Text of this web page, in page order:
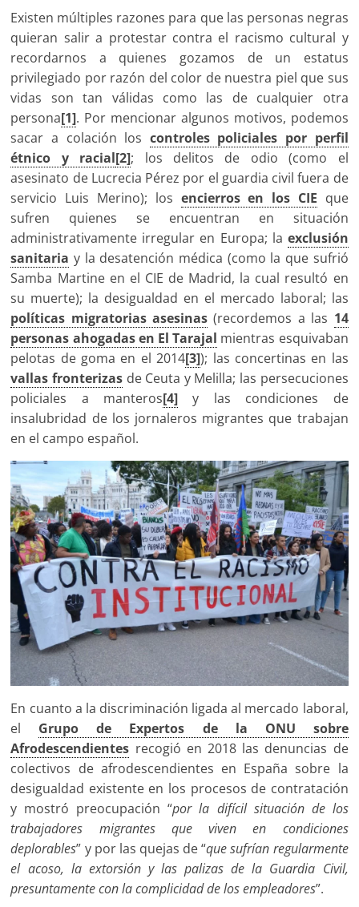
Existen múltiples razones para que las personas negras
quieran salir a protestar contra el racismo cultural y
recordarnos a quienes gozamos de un estatus
privilegiado por razón del color de nuestra piel que sus
vidas son tan válidas como las de cualquier otra
persona[1]. Por mencionar algunos motivos, podemos
sacar a colación los controles policiales por perfil
étnico y racial[2]; los delitos de odio (como el
asesinato de Lucrecia Pérez por el guardia civil fuera de
servicio Luis Merino); los encierros en los CIE que
sufren quienes se encuentran en situación
administrativamente irregular en Europa; la exclusión
sanitaria y la desatención médica (como la que sufrió
Samba Martine en el CIE de Madrid, la cual resultó en
su muerte); la desigualdad en el mercado laboral; las
políticas migratorias asesinas (recordemos a las 14
personas ahogadas en El Tarajal mientras esquivaban
pelotas de goma en el 2014[3]); las concertinas en las
vallas fronterizas de Ceuta y Melilla; las persecuciones
policiales a manteros[4] y las condiciones de
insalubridad de los jornaleros migrantes que trabajan
en el campo español.
En cuanto a la discriminación ligada al mercado laboral,
el Grupo de Expertos de la ONU sobre
Afrodescendientes recogió en 2018 las denuncias de
colectivos de afrodescendientes en España sobre la
desigualdad existente en los procesos de contratación
y mostró preocupación “por la difícil situación de los
trabajadores migrantes que viven en condiciones
deplorables” y por las quejas de “que sufrían regularmente
el acoso, la extorsión y las palizas de la Guardia Civil,
presuntamente con la complicidad de los empleadores”.